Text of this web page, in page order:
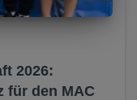
2026:
für den MAC